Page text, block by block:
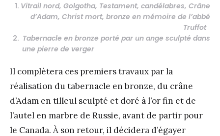
1. Vitrail nord, Golgotha, Testament, candélabres, Crâne
d’Adam, Christ mort, bronze en mémoire de l’abbé
Truffot
2. Tabernacle en bronze porté par un ange sculpté dans
une pierre de verger
Il complètera ces premiers travaux par la
réalisation du tabernacle en bronze, du crâne
d’Adam en tilleul sculpté et doré à l’or fin et de
l’autel en marbre de Russie, avant de partir pour
le Canada. À son retour, il décidera d’égayer